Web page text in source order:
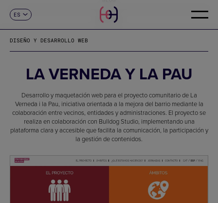
ES
FR
DE
CONTACTO
DISEÑO Y DESARROLLO WEB
LA VERNEDA Y LA PAU
Desarrollo y maquetación web para el proyecto comunitario de La
Verneda i la Pau, iniciativa orientada a la mejora del barrio mediante la
colaboración entre vecinos, entidades y administraciones. El proyecto se
realiza en colaboración con Bulldog Studio, implementando una
plataforma clara y accesible que facilita la comunicación, la participación y
la gestión de contenidos.